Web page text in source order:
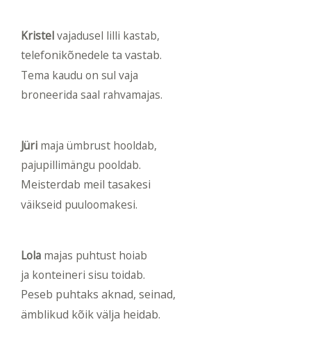
Kristelvajadusel lilli kastab,
telefonikõnedele ta vastab.
Tema kaudu on sul vaja
broneerida saal rahvamajas.
Jüri maja ümbrust hooldab,
pajupillimängu pooldab.
Meisterdab meil tasakesi
väikseid puuloomakesi.
Lola majas puhtust hoiab
ja konteineri sisu toidab.
Peseb puhtaks aknad, seinad,
ämblikud kõik välja heidab.